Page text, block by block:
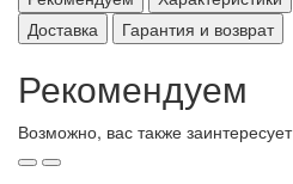
Доставка
Гарантия и возврат
Рекомендуем
Возможно, вас также заинтересует